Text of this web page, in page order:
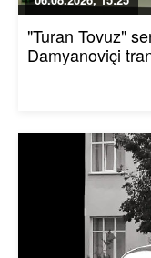
"Turan Tovuz"
Damyanoviçi